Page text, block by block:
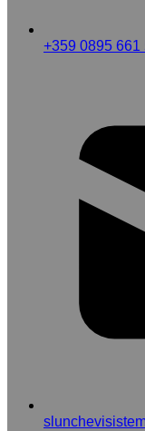
+359 0895 661